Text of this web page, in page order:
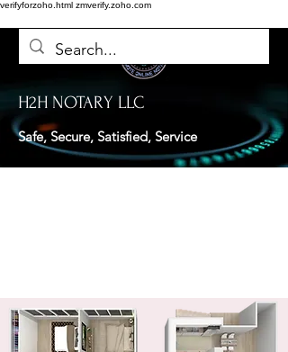
verifyforzoho.html zmverify.zoho.com
H2H NOTARY LLC
Safe, Secure, Satisfied, Service